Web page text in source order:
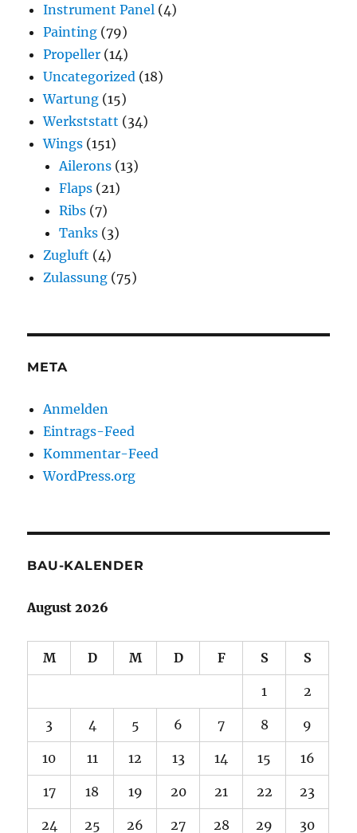
Instrument Panel (4)
Painting (79)
Propeller (14)
Uncategorized (18)
Wartung (15)
Werkststatt (34)
Wings (151)
Ailerons (13)
Flaps (21)
Ribs (7)
Tanks (3)
Zugluft (4)
Zulassung (75)
META
Anmelden
Eintrags-Feed
Kommentar-Feed
WordPress.org
BAU-KALENDER
August 2026
M D M D F S S
1 2
3 4 5 6 7 8 9
10 11 12 13 14 15 16
17 18 19 20 21 22 23
24 25 26 27 28 29 30